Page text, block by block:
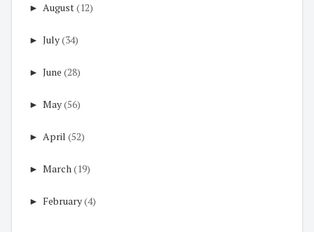
► August(12)
► July(34)
► June (28)
► May(56)
► April (52)
► March(19)
► February(4)